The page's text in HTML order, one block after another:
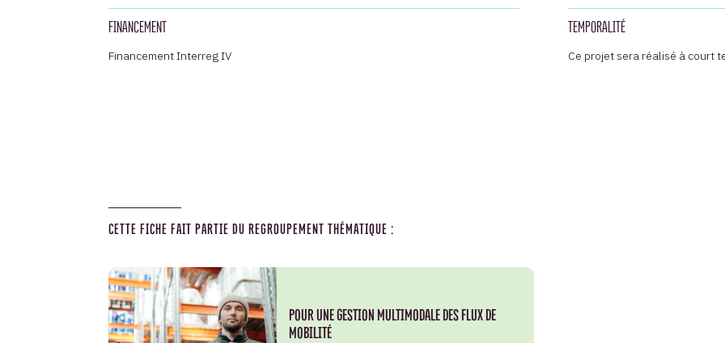
FINANCEMENT
Financement Interreg IV
TEMPORALITÉ
Ce projet sera réalisé à court
CETTE FICHE FAIT PARTIE DU REGROUPEMENT THÉMATIQUE :
POUR UNE GESTION MULTIMODALE DES FLUX DE
MOBILITÉ